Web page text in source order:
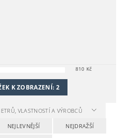
810 Kč
K ZOBRAZENÍ: 2
VLASTNOSTÍ A VÝROBCŮ
NEJLEVNĚJŠÍ NEJDRAŽŠÍ